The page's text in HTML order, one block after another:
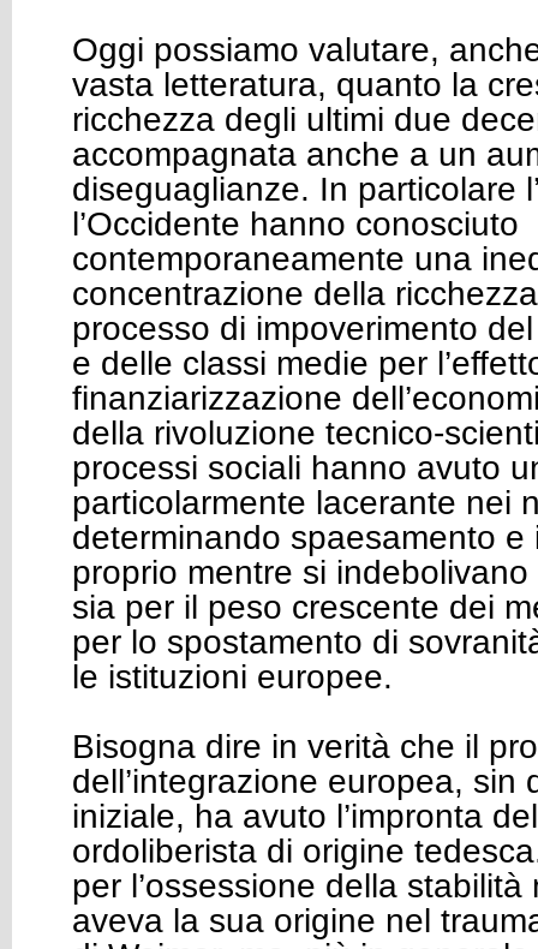
Oggi possiamo valutare,
vasta letteratura, quanto la
ricchezza degli ultimi due
accompagnata anche a un
diseguaglianze. In particolare
l’Occidente hanno conosciuto
contemporaneamente una
concentrazione della
processo di impoverimento
e delle classi medie per
finanziarizzazione
della rivoluzione tecnico-
processi sociali hanno avuto
particolarmente lacerante nei
determinando spaesamento e
proprio mentre si
sia per il peso crescente dei
per lo spostamento di
le istituzioni europee.
Bisogna dire in verità che il
dell’integrazione europea, sin
iniziale, ha avuto l’impronta
ordoliberista di origine
per l’ossessione della
aveva la sua origine nel